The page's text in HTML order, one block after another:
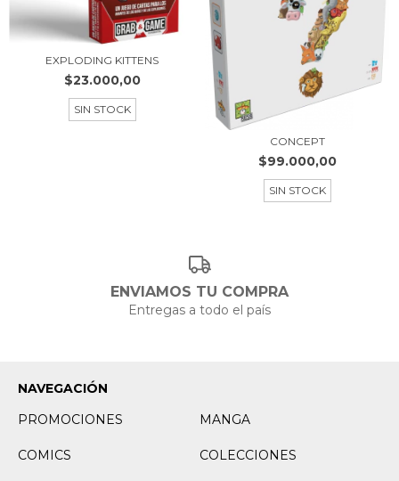
EXPLODING KITTENS
$23.000,00
SIN STOCK
CONCEPT
$99.000,00
SIN STOCK
ENVIAMOS TU COMPRA
Entregas a todo el país
NAVEGACIÓN
PROMOCIONES
MANGA
COMICS COLECCIONES